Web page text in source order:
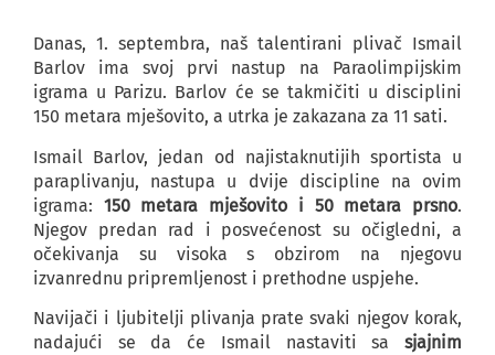
Danas, 1. septembra, naš talentirani plivač Ismail
Barlov ima svoj prvi nastup na Paraolimpijskim
igrama u Parizu. Barlov će se takmičiti u disciplini
150 metara mješovito, a utrka je zakazana za 11 sati.
Ismail Barlov, jedan od najistaknutijih sportista u
paraplivanju, nastupa u dvije discipline na ovim
igrama: 150 metara mješovito i 50 metara prsno.
Njegov predan rad i posvećenost su očigledni, a
očekivanja su visoka s obzirom na njegovu
izvanrednu pripremljenost i prethodne uspjehe.
Navijači i ljubitelji plivanja prate svaki njegov korak,
nadajući se da će Ismail nastaviti sa sjajnim